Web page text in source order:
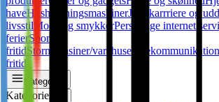
haveHusholdningsmaskinerJob, karrriere og
livsstil Mode og smykkerPersonlige internet
ferierSport og
fritidStormagasiner/varehuse Telekommunikation
fritid
Kategorier
Kategorier